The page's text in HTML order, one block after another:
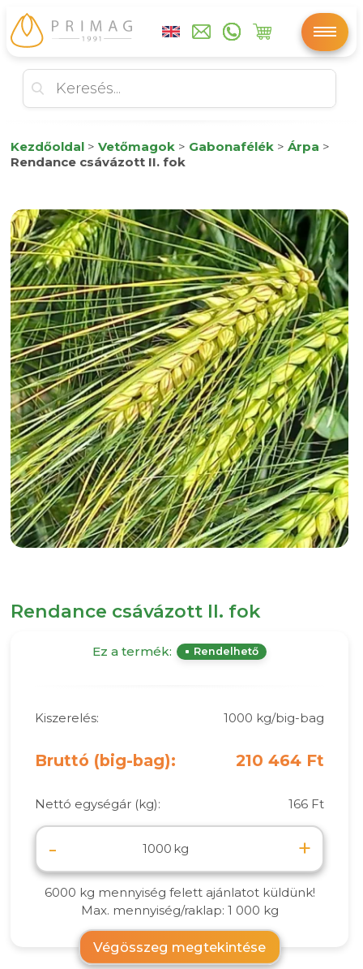
Kezdőoldal > Vetőmagok > Gabonafélék > Árpa >
Rendance csávázott II. fok
Rendance csávázott II. fok
Ez a termék: Rendelhető
Kiszerelés: 1000 kg/big-bag
Bruttó (big-bag): 210 464 Ft
Nettó egységár (kg): 166 Ft
- kg +
6000 kg mennyiség felett ajánlatot küldünk!
Max. mennyiség/raklap: 1 000 kg
Végösszeg megtekintése